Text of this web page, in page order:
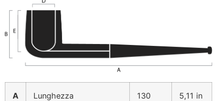
A
Lunghezza
130
5,11 in